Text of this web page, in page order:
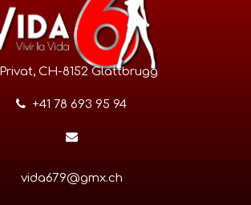
Privat, CH-8152 Glattbrugg
+41 78 693 95 94
vida679@gmx.ch